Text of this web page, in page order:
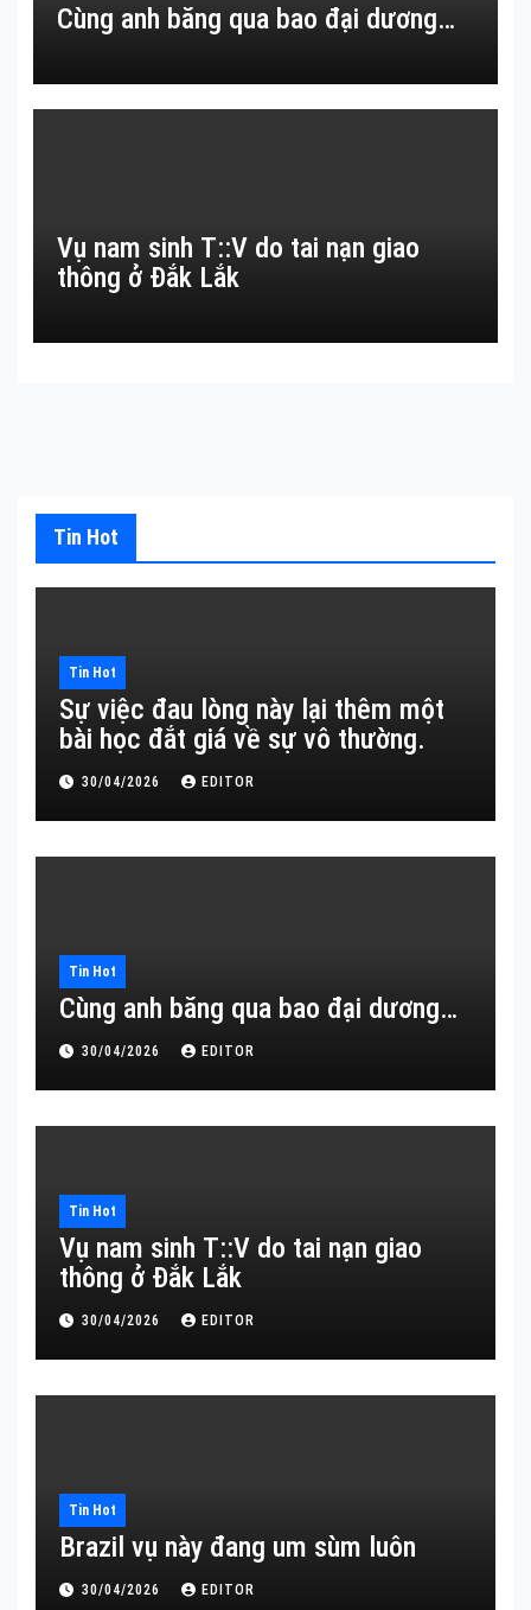
Cùng anh băng qua bao đại dương…
Vụ nam sinh T::V do tai nạn giao
thông ở Đắk Lắk
Tin Hot
Tin Hot
Sự việc đau lòng này lại thêm một
bài học đắt giá về sự vô thường.
30/04/2026 EDITOR
Tin Hot
Cùng anh băng qua bao đại dương…
30/04/2026 EDITOR
Tin Hot
Vụ nam sinh T::V do tai nạn giao
thông ở Đắk Lắk
30/04/2026 EDITOR
Tin Hot
Brazil vụ này đang um sùm luôn
30/04/2026 EDITOR